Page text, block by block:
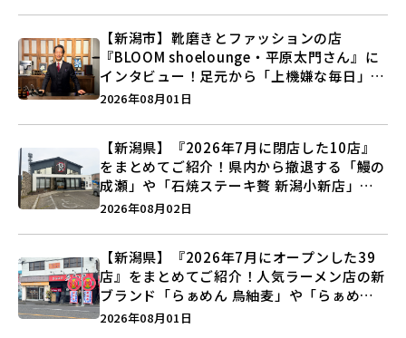
【新潟市】靴磨きとファッションの店
『BLOOM shoelounge・平原太門さん』に
インタビュー！足元から「上機嫌な毎日」を
つくる装いの提案とは？
2026年08月01日
【新潟県】『2026年7月に閉店した10店』
をまとめてご紹介！県内から撤退する「鰻の
成瀬」や「石焼ステーキ贅 新潟小新店」が
営業に幕…。
2026年08月02日
【新潟県】『2026年7月にオープンした39
店』をまとめてご紹介！人気ラーメン店の新
ブランド「らぁめん 鳥紬麦」や「らぁめん
しょうがの空」など盛りだくさん♪
2026年08月01日